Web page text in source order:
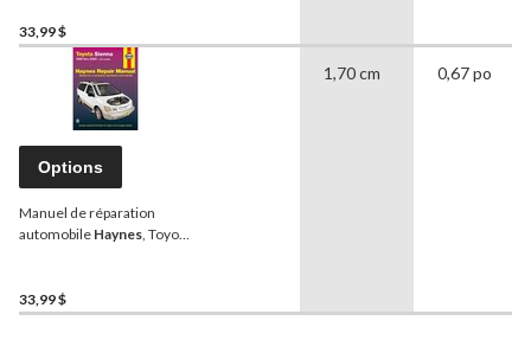
33,99 $
Options
Manuel de réparation
automobile Haynes, Toyota
33,99 $
1,70 cm 0,67 po